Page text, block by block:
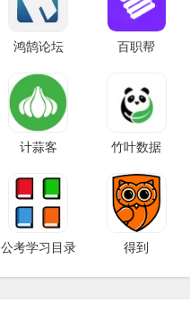
鸿鹄论坛 百职帮
计蒜客 竹叶数据
公考学习目录 得到